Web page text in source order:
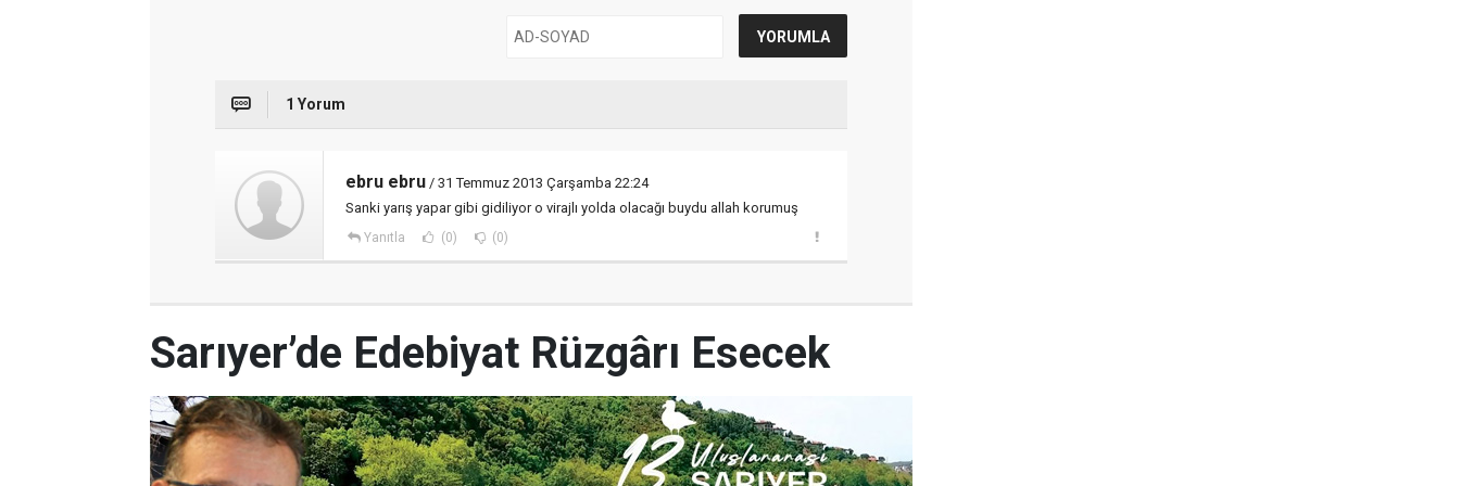
1 Yorum
ebru ebru / 31 Temmuz 2013 Çarşamba 22:24
Sanki yarış yapar gibi gidiliyor o virajlı yolda olacağı buydu allah korumuş
Yanıtla (0) (0)
Sarıyer’de Edebiyat Rüzgârı Esecek